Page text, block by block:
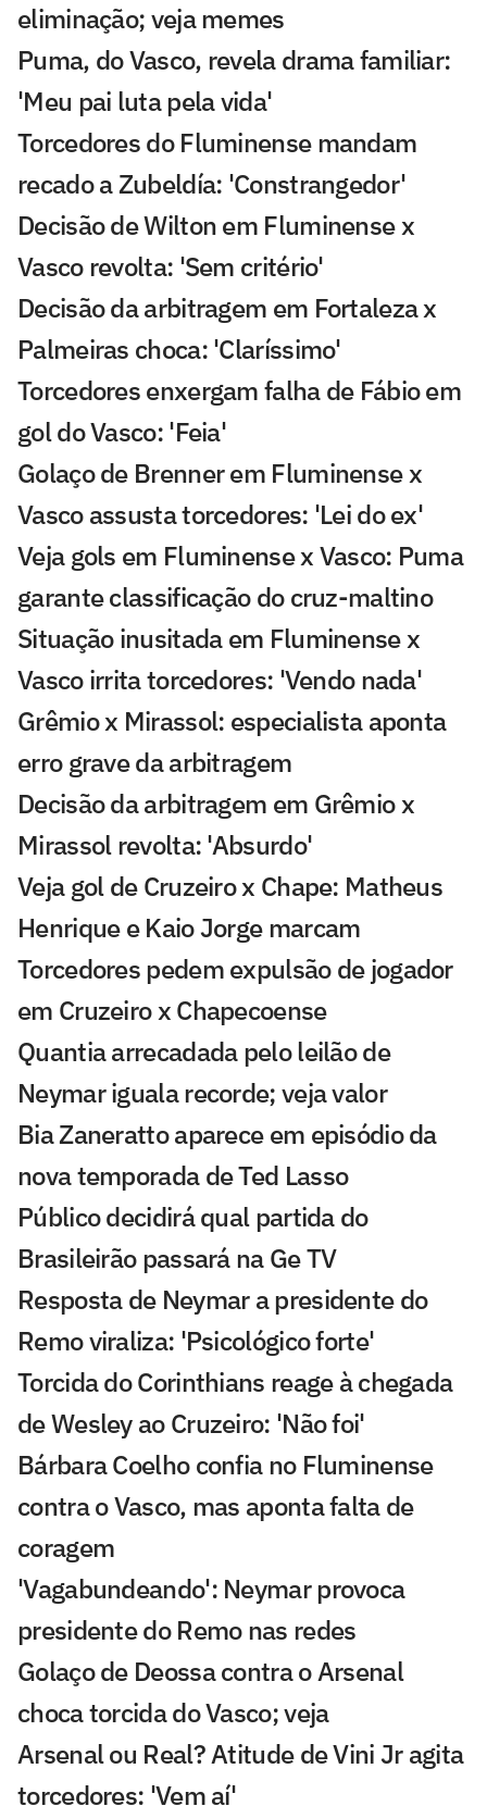
eliminação; veja memes
Puma, do Vasco, revela drama familiar:
'Meu pai luta pela vida'
Torcedores do Fluminense mandam
recado a Zubeldía: 'Constrangedor'
Decisão de Wilton em Fluminense x
Vasco revolta: 'Sem critério'
Decisão da arbitragem em Fortaleza x
Palmeiras choca: 'Claríssimo'
Torcedores enxergam falha de Fábio em
gol do Vasco: 'Feia'
Golaço de Brenner em Fluminense x
Vasco assusta torcedores: 'Lei do ex'
Veja gols em Fluminense x Vasco: Puma
garante classificação do cruz-maltino
Situação inusitada em Fluminense x
Vasco irrita torcedores: 'Vendo nada'
Grêmio x Mirassol: especialista aponta
erro grave da arbitragem
Decisão da arbitragem em Grêmio x
Mirassol revolta: 'Absurdo'
Veja gol de Cruzeiro x Chape: Matheus
Henrique e Kaio Jorge marcam
Torcedores pedem expulsão de jogador
em Cruzeiro x Chapecoense
Quantia arrecadada pelo leilão de
Neymar iguala recorde; veja valor
Bia Zaneratto aparece em episódio da
nova temporada de Ted Lasso
Público decidirá qual partida do
Brasileirão passará na Ge TV
Resposta de Neymar a presidente do
Remo viraliza: 'Psicológico forte'
Torcida do Corinthians reage à chegada
de Wesley ao Cruzeiro: 'Não foi'
Bárbara Coelho confia no Fluminense
contra o Vasco, mas aponta falta de
coragem
'Vagabundeando': Neymar provoca
presidente do Remo nas redes
Golaço de Deossa contra o Arsenal
choca torcida do Vasco; veja
Arsenal ou Real? Atitude de Vini Jr agita
torcedores: 'Vem aí'